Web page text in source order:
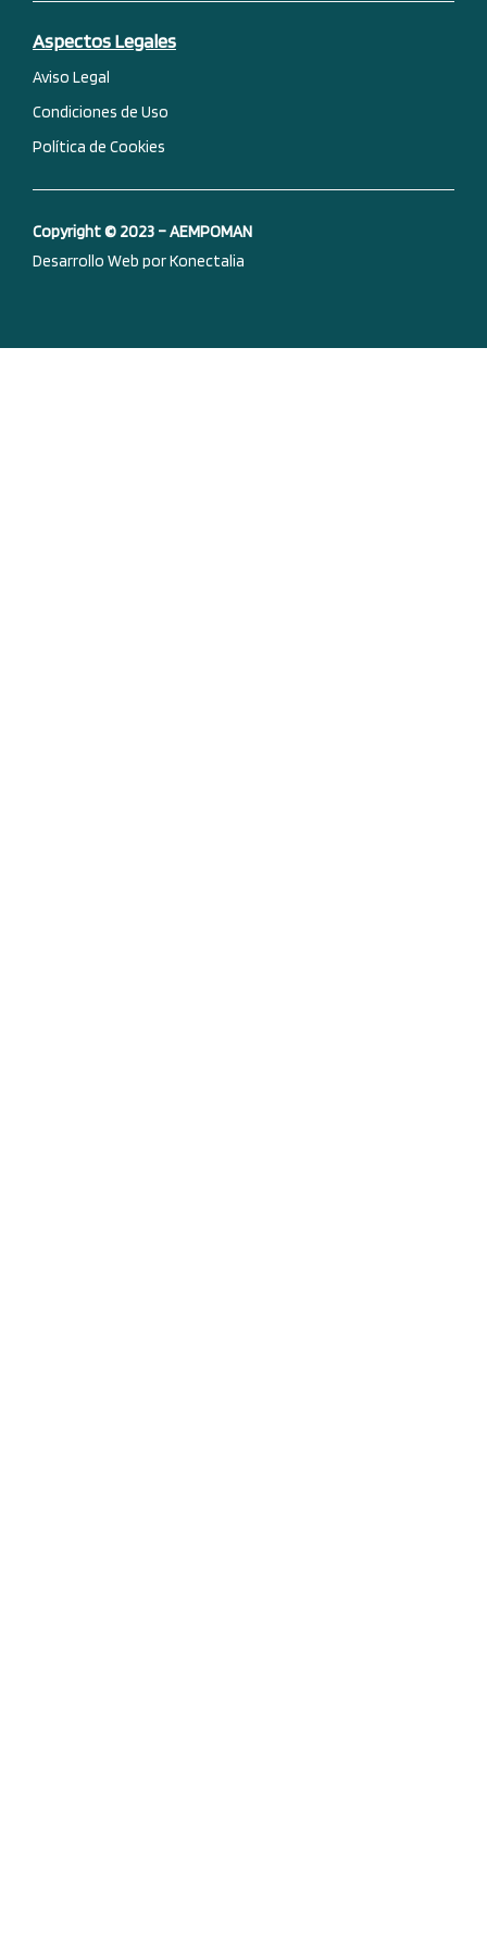
-
f
m
Aspectos Legales
Aviso Legal
Condiciones de Uso
Política de Cookies
Copyright © 2023 – AEMPOMAN
Desarrollo Web por Konectalia